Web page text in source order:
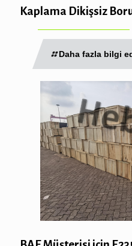
Kaplama Dikişsiz
Daha fazla bilgi